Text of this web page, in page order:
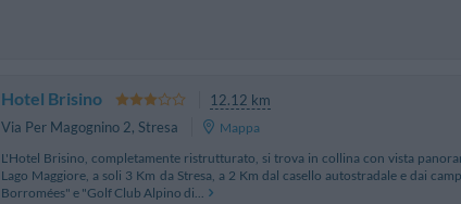
Hotel Brisino
12.12 km
Via Per Magognino 2, Stresa
Mappa
L'Hotel Brisino, completamente ristrutturato, si trova in collina con vista
Lago Maggiore, a soli 3 Km da Stresa, a 2 Km dal casello autostradale e dai
Borromées" e "Golf Club Alpino di...